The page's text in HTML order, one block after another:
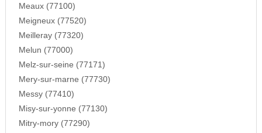
Meaux (77100)
Meigneux (77520)
Meilleray (77320)
Melun (77000)
Melz-sur-seine (77171)
Mery-sur-marne (77730)
Messy (77410)
Misy-sur-yonne (77130)
Mitry-mory (77290)